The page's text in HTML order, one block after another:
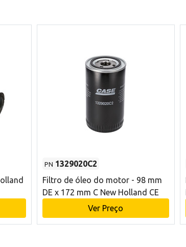
PN 1329020C2
Filtro de óleo do motor - 98 mm
DE x 172 mm C New Holland CE
Ver Preço